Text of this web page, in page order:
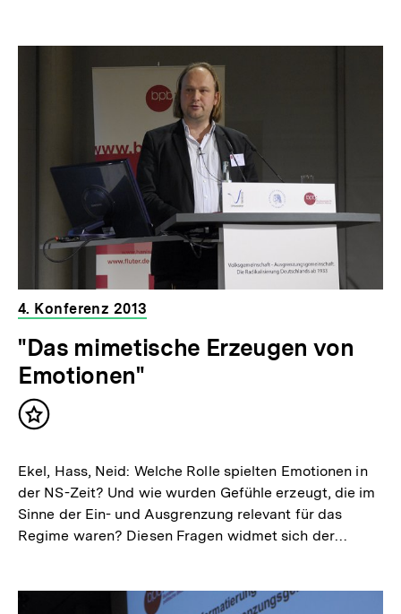
4. Konferenz 2013
"Das mimetische Erzeugen von
Emotionen"
Inhalt
Ekel, Hass, Neid: Welche Rolle spielten Emotionen in
der NS-Zeit? Und wie wurden Gefühle erzeugt, die im
Sinne der Ein- und Ausgrenzung relevant für das
Regime waren? Diesen Fragen widmet sich der…